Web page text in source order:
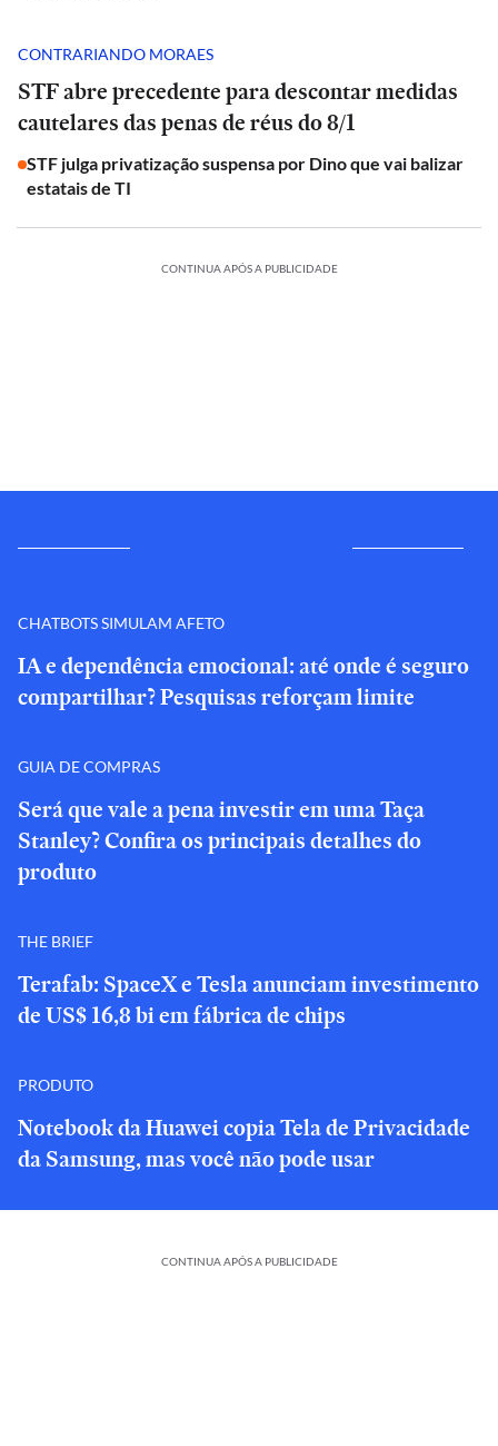
CONTRARIANDO MORAES
STF abre precedente para descontar medidas
cautelares das penas de réus do 8/1
STF julga privatização suspensa por Dino que vai balizar
estatais de TI
CONTINUA APÓS A PUBLICIDADE
CHATBOTS SIMULAM AFETO
IA e dependência emocional: até onde é seguro
compartilhar? Pesquisas reforçam limite
GUIA DE COMPRAS
Será que vale a pena investir em uma Taça
Stanley? Confira os principais detalhes do
produto
THE BRIEF
Terafab: SpaceX e Tesla anunciam investimento
de US$ 16,8 bi em fábrica de chips
PRODUTO
Notebook da Huawei copia Tela de Privacidade
da Samsung, mas você não pode usar
CONTINUA APÓS A PUBLICIDADE